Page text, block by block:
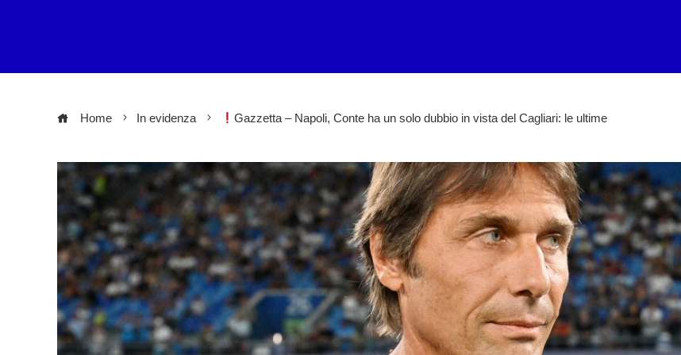
Home In evidenza Gazzetta – Napoli, Conte ha un solo dubbio in vista del Cagliari: le ultime